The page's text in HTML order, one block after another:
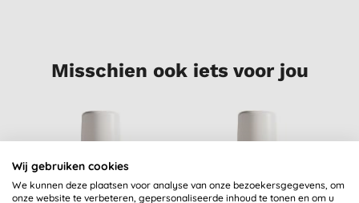
Misschien ook iets voor jou
Wij gebruiken cookies
We kunnen deze plaatsen voor analyse van onze bezoekersgegevens, om
onze website te verbeteren, gepersonaliseerde inhoud te tonen en om u